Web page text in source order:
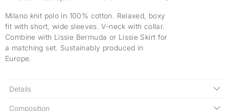
Milano knit polo in 100% cotton. Relaxed, boxy
fit with short, wide sleeves. V-neck with collar.
Combine with Lissie Bermuda or Lissie Skirt for
a matching set. Sustainably produced in
Europe.
Details
Composition